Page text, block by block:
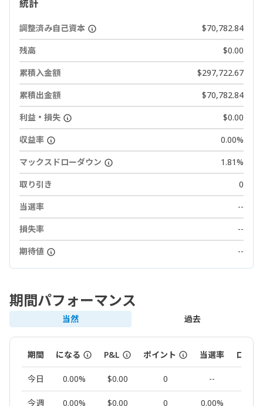
統計
調整済み自己資本
$70,782.84
残高
$0.00
累積入金額
$297,722.67
累積出金額
$70,782.84
利益・損失
$0.00
収益率
0.00%
マックスドローダウン
1.81%
取り引き
0
当選率
--
損失率
--
期待値
--
期間パフォーマンス
当然 過去
期間 になる P&L ポイント 当選率 ロット
今日 0.00% $0.00 0 --
今週 0.00% $0.00 0 0.00%